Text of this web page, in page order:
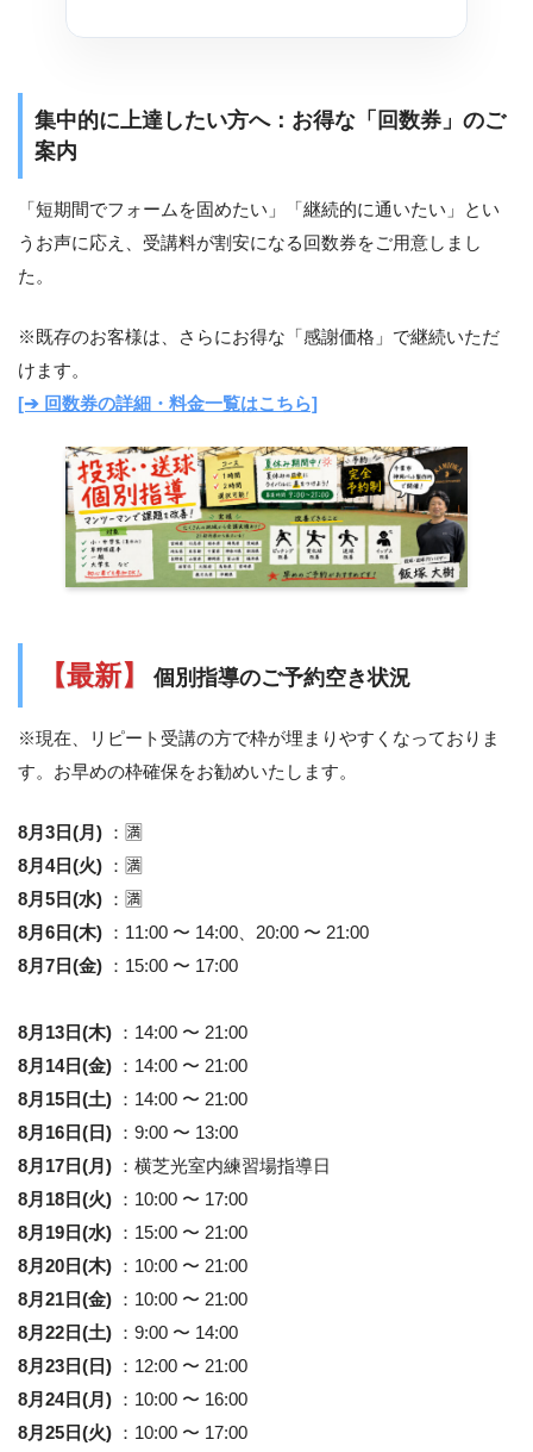
集中的に上達したい方へ：お得な「回数券」のご
案内
「短期間でフォームを固めたい」「継続的に通いたい」とい
うお声に応え、受講料が割安になる回数券をご用意しまし
た。
※既存のお客様は、さらにお得な「感謝価格」で継続いただ
けます。
[➔ 回数券の詳細・料金一覧はこちら]
【最新】 個別指導のご予約空き状況
※現在、リピート受講の方で枠が埋まりやすくなっておりま
す。お早めの枠確保をお勧めいたします。
8月3日(月)
：🈵
8月4日(火)
：🈵
8月5日(水)
：🈵
8月6日(木)
：11:00 〜 14:00、20:00 〜 21:00
8月7日(金)
：15:00 〜 17:00
8月13日(木)
：14:00 〜 21:00
8月14日(金)
：14:00 〜 21:00
8月15日(土)
：14:00 〜 21:00
8月16日(日)
：9:00 〜 13:00
8月17日(月)
：横芝光室内練習場指導日
8月18日(火)
：10:00 〜 17:00
8月19日(水)
：15:00 〜 21:00
8月20日(木)
：10:00 〜 21:00
8月21日(金)
：10:00 〜 21:00
8月22日(土)
：9:00 〜 14:00
8月23日(日)
：12:00 〜 21:00
8月24日(月)
：10:00 〜 16:00
8月25日(火)
：10:00 〜 17:00